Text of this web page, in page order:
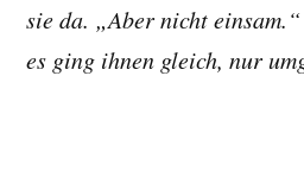
sie da. „Aber nicht
es ging ihnen gleich, nur